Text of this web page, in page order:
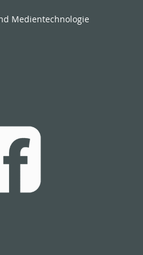
Medientechnologie